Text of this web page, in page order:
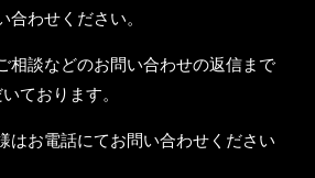
わせください。
相談などのお問い合わせの返信まで
ております。
はお電話にてお問い合わせください